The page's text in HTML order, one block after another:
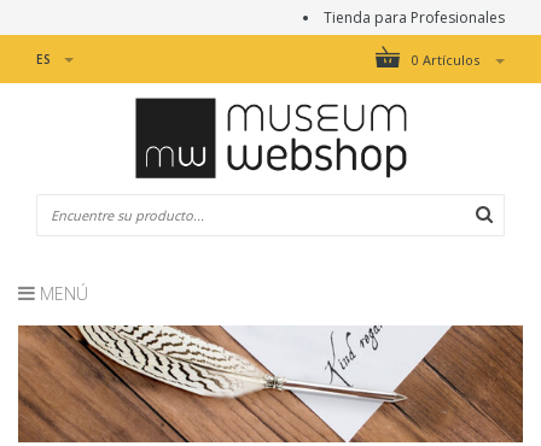
Tienda para Profesionales
0 Artículos
ES
MENÚ